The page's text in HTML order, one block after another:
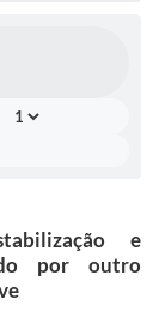
e
por outro